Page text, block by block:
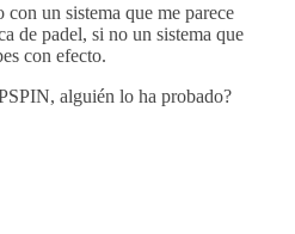
un sistema que me parece
de padel, si no un sistema que
con efecto.
alguién lo ha probado?